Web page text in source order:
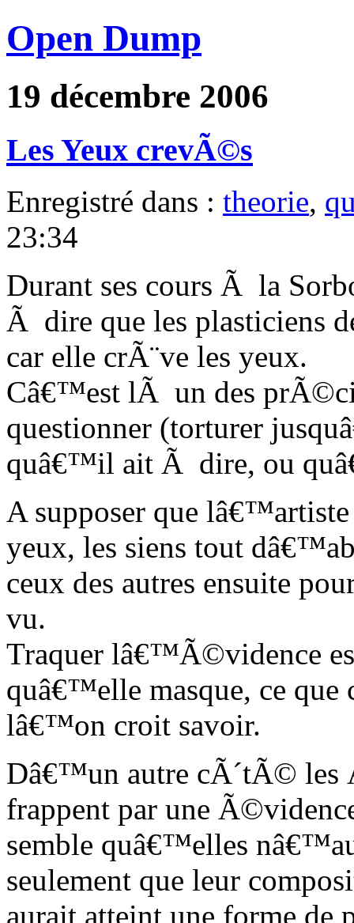
Open Dump
19 décembre 2006
Les Yeux crevÃ©s
Enregistré dans : theorie,
23:34
Durant ses cours Ã la
Ã dire que les plasticiens
car elle crÃ¨ve les yeux.
Câ€™est lÃ un des
questionner (torturer
quâ€™il ait Ã dire, ou
A supposer que
yeux, les siens tout
ceux des autres ensuite
vu.
Traquer lâ€™Ã©vidence
quâ€™elle masque, ce que
lâ€™on croit savoir.
Dâ€™un autre cÃ´tÃ© les
frappent par une
semble quâ€™elles
seulement que leur
aurait atteint une forme de